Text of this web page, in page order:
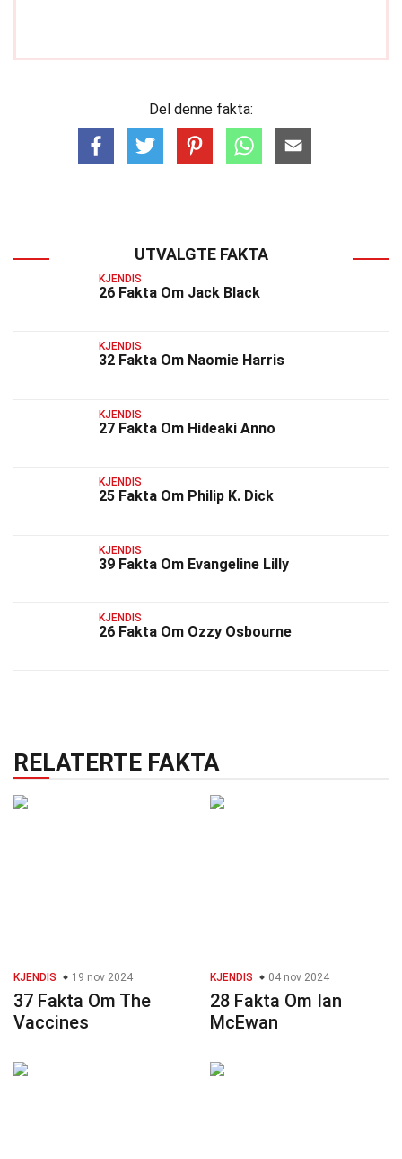
Del denne fakta:
UTVALGTE FAKTA
KJENDIS
26 Fakta Om Jack Black
KJENDIS
32 Fakta Om Naomie Harris
KJENDIS
27 Fakta Om Hideaki Anno
KJENDIS
25 Fakta Om Philip K. Dick
KJENDIS
39 Fakta Om Evangeline Lilly
KJENDIS
26 Fakta Om Ozzy Osbourne
RELATERTE FAKTA
KJENDIS 19 nov 2024
37 Fakta Om The
Vaccines
KJENDIS 04 nov 2024
28 Fakta Om Ian
McEwan